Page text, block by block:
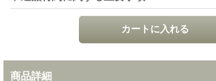
商品詳細